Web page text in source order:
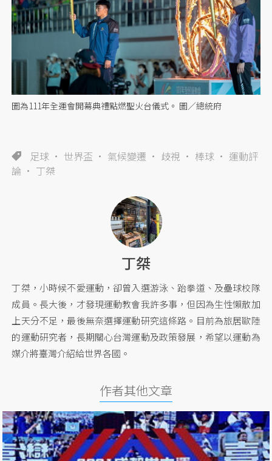
圖為111年全運會開幕典禮點燃聖火台儀式。 圖／總統府
足球 世界盃 氣候變遷 歧視 棒球
運動評
論
丁桀
丁桀
丁桀，小時候不愛運動，卻曾入選游泳、跆拳道、及壘球校隊
成員。長大後，才發現運動教會我許多事，但因為生性懶散加
上天分不足，最後無奈選擇運動研究這條路。目前為旅居歐陸
的運動研究者，長期關心台灣運動及政策發展，希望以運動為
媒介將臺灣介紹給世界各國。
作者其他文章